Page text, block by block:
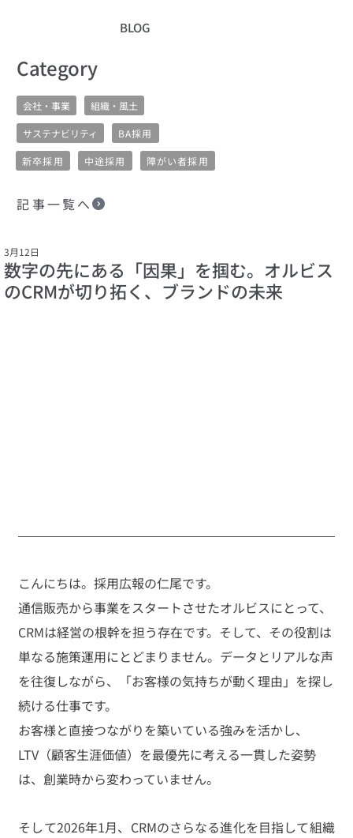
BLOG
​Category
会社・事業 組織・風土
サステナビリティ BA採用
記事一覧へ
新卒採用 中途採用 障がい者採用
数字の先にある「因果」を掴む。オルビス
のCRMが切り拓く、ブランドの未来
3月12日
こんにちは。採用広報の仁尾です。
通信販売から事業をスタートさせたオルビスにとって、
CRMは経営の根幹を担う存在です。そして、その役割は
単なる施策運用にとどまりません。データとリアルな声
を往復しながら、「お客様の気持ちが動く理由」を探し
続ける仕事です。
お客様と直接つながりを築いている強みを活かし、
LTV（顧客生涯価値）を最優先に考える一貫した姿勢
は、創業時から変わっていません。
そして2026年1月、CRMのさらなる進化を目指して組織